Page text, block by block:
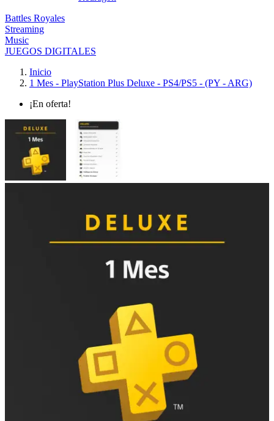
Battles Royales
Streaming
Music
JUEGOS DIGITALES
Inicio
1 Mes - PlayStation Plus Deluxe - PS4/PS5 - (PY - ARG)
¡En oferta!